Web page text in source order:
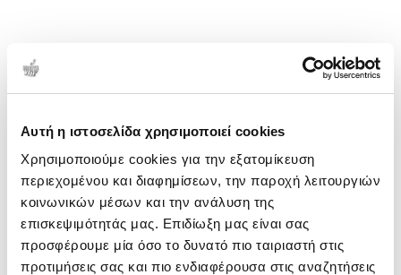
Αυτή η ιστοσελίδα χρησιμοποιεί cookies
Χρησιμοποιούμε cookies για την εξατομίκευση
περιεχομένου και διαφημίσεων, την παροχή λειτουργιών
κοινωνικών μέσων και την ανάλυση της
επισκεψιμότητάς μας. Επιδίωξη μας είναι σας
προσφέρουμε μία όσο το δυνατό πιο ταιριαστή στις
προτιμήσεις σας και πιο ενδιαφέρουσα στις αναζητήσεις